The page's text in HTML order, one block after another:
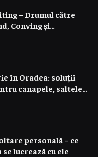
– Drumul către
Conving și
Puternice
în Oradea: soluții
canapele, saltele
personală – ce
lucrează cu ele